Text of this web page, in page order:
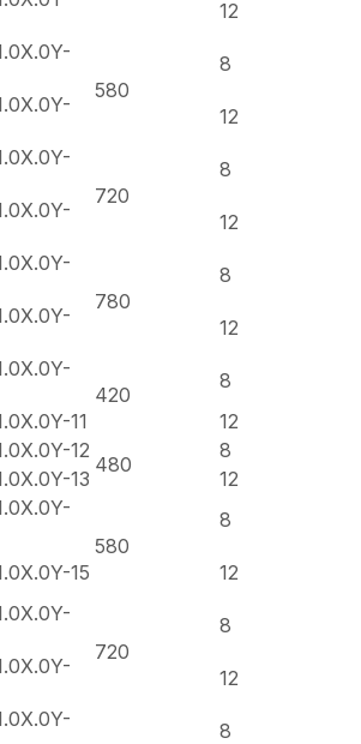
12
580
8
12
720
8
12
780
8
12
420
8
11
12
12
480
8
13
12
580
8
15 12
720
8
12
8